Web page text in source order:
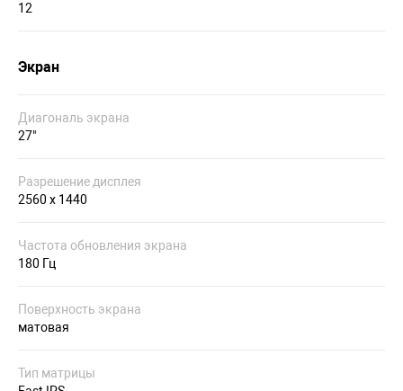
12
Экран
Диагональ экрана
27"
Разрешение дисплея
2560 х 1440
Частота обновления экрана
180 Гц
Поверхность экрана
матовая
Тип матрицы